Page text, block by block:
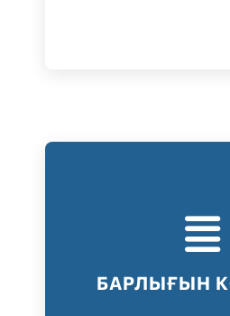
БАРЛЫҒЫН
Тестілеудің
Барлығын